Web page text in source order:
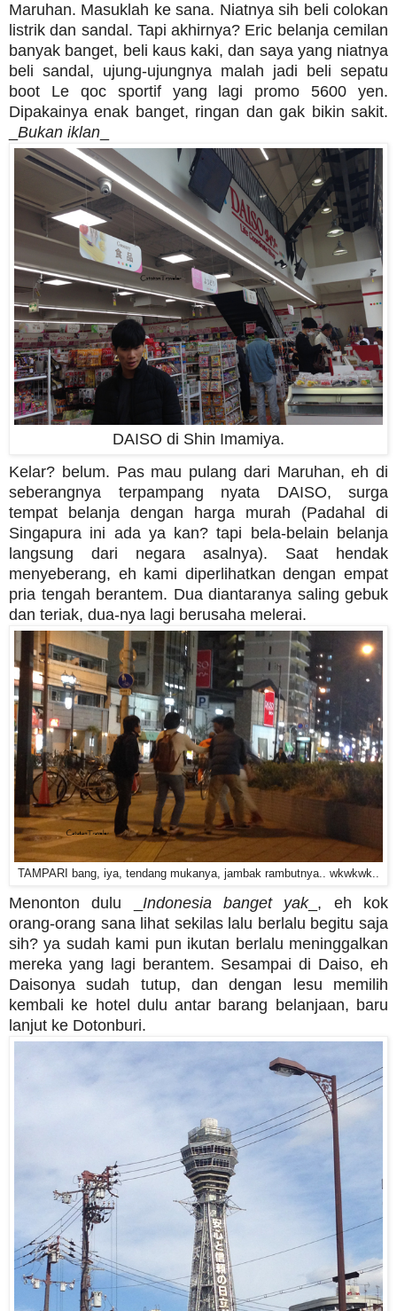
Maruhan. Masuklah ke sana. Niatnya sih beli colokan
listrik dan sandal. Tapi akhirnya? Eric belanja cemilan
banyak banget, beli kaus kaki, dan saya yang niatnya
beli sandal, ujung-ujungnya malah jadi beli sepatu
boot Le qoc sportif yang lagi promo 5600 yen.
Dipakainya enak banget, ringan dan gak bikin sakit.
Bukan iklan
DAISO di Shin Imamiya.
Kelar? belum. Pas mau pulang dari Maruhan, eh di
seberangnya terpampang nyata DAISO, surga
tempat belanja dengan harga murah (Padahal di
Singapura ini ada ya kan? tapi bela-belain belanja
langsung dari negara asalnya). Saat hendak
menyeberang, eh kami diperlihatkan dengan empat
pria tengah berantem. Dua diantaranya saling gebuk
dan teriak, dua-nya lagi berusaha melerai.
TAMPARI bang, iya, tendang mukanya, jambak rambutnya.. wkwkwk..
Menonton dulu _ Indonesia banget yak_, eh kok
orang-orang sana lihat sekilas lalu berlalu begitu saja
sih? ya sudah kami pun ikutan berlalu meninggalkan
mereka yang lagi berantem. Sesampai di Daiso, eh
Daisonya sudah tutup, dan dengan lesu memilih
kembali ke hotel dulu antar barang belanjaan, baru
lanjut ke Dotonburi.